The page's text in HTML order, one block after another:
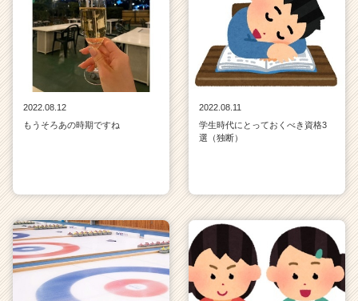
2022.08.12
もうそろあの時期ですね
2022.08.11
学生時代にとっておくべき資格3
選（独断）